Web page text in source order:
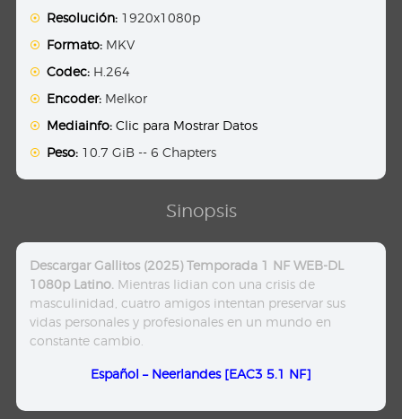
Resolución: 1920x1080p
Formato: MKV
Codec: H.264
Encoder: Melkor
Mediainfo: Clic para Mostrar Datos
Peso: 10.7 GiB -- 6 Chapters
Sinopsis
Descargar Gallitos (2025) Temporada 1 NF WEB-DL
1080p Latino. Mientras lidian con una crisis de
masculinidad, cuatro amigos intentan preservar sus
vidas personales y profesionales en un mundo en
constante cambio.
Español – Neerlandes [EAC3 5.1 NF]